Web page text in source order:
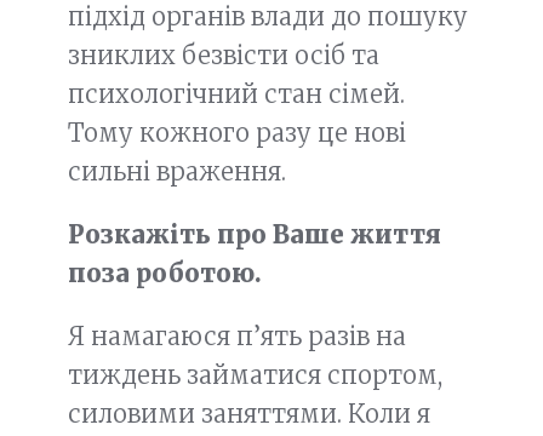
підхід органів влади до пошуку
зниклих безвісти осіб та
психологічний стан сімей.
Тому кожного разу це нові
сильні враження.
Розкажіть про Ваше життя
поза роботою.
Я намагаюся п’ять разів на
тиждень займатися спортом,
силовими заняттями. Коли я